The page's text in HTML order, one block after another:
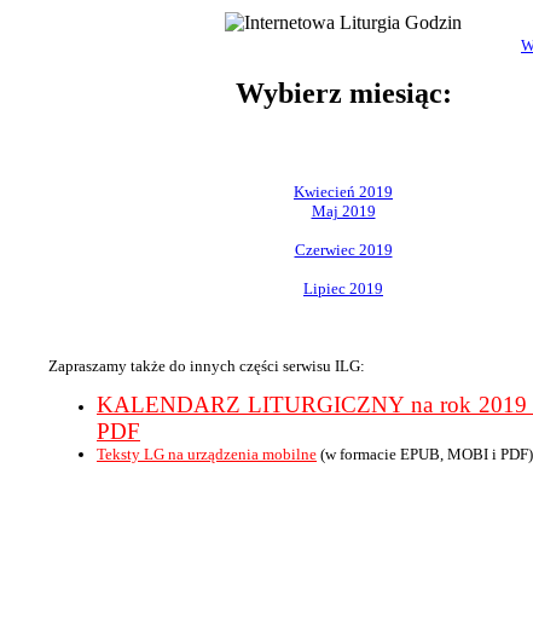
Wybierz miesiąc:
Kwiecień 2019
Maj 2019
Czerwiec 2019
Lipiec 2019
Zapraszamy także do innych części serwisu ILG:
KALENDARZ LITURGICZNY na rok 2019
PDF
Teksty LG na urządzenia mobilne (w formacie EPUB, MOBI i PDF)